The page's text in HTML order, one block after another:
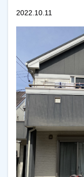
2022.10.11